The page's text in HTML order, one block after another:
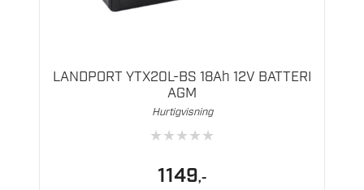
LANDPORT YTX20L-BS 18Ah 12V BATTERI
AGM
Hurtigvisning
★★★★★
1149,-